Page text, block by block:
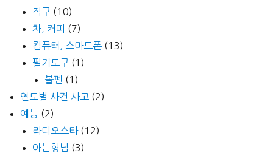
직구 (10)
차, 커피 (7)
컴퓨터, 스마트폰 (13)
필기도구 (1)
볼펜 (1)
연도별 사건 사고 (2)
예능 (2)
라디오스타(12)
아는형님 (3)